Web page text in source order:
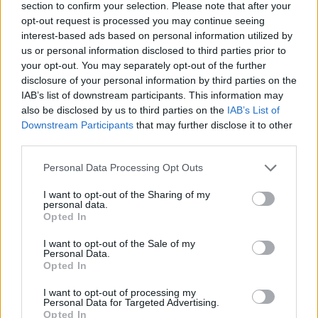
section to confirm your selection. Please note that after your
opt-out request is processed you may continue seeing
interest-based ads based on personal information utilized by
us or personal information disclosed to third parties prior to
your opt-out. You may separately opt-out of the further
disclosure of your personal information by third parties on the
IAB’s list of downstream participants. This information may
also be disclosed by us to third parties on the IAB’s List of
Downstream Participants that may further disclose it to other
Personal Data Processing Opt Outs
I want to opt-out of the Sharing of my
personal data.
Opted In
I want to opt-out of the Sale of my
Personal Data.
Opted In
I want to opt-out of processing my
Personal Data for Targeted Advertising.
Opted In
Είστε το άτομο που απασχολείται με πολλές
εργασίες ταυτόχρονα και δεν φαίνεται να
επιβραδύνετε ποτέ, για τίποτα και για κανέναν.
Κάθε λεπτό της ημέρας σας είναι γεμάτο με
κάποιου τύπου δραστηριότητα και όταν
εργάζεστε για να ολοκληρώσετε ένα πράγμα,
στην πραγματικότητα αποσπάται η προσοχή σας
“Εάν είστε από εκείνους τους ανθρώπους που είναι
είστε υπερ-εστιασμένοι σε διαφορετικούς τομείς,
μπορεί να μην είναι πρόβλημα. Οι υπερκινητικοί
άνθρωποι κάνουν πολλά”, λέει ο δρ. Manos.“Συχνά,
όμως, οι ενήλικες με ΔΕΠΥ τείνουν να αναλαμβάνουν
περισσότερα απ’ όσα πραγματικά μπορούν να
ολοκληρώσουν. Αντί να ολοκληρώσουν τα πάντα,
τείνουν να αποφεύγουν τις πρόσθετες εργασίες που